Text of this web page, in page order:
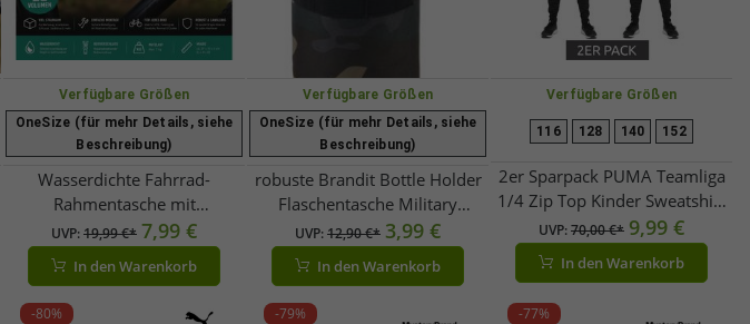
Verfügbare Größen
OneSize (für mehr Details, siehe
Beschreibung)
Wasserdichte Fahrrad-
Rahmentasche mit
verschweißten Nähten ca. 2
Liter Robuste Bikepacking
Tasche für MTB, Trekking- &
Rennrad A0001294 Schwarz
UVP:19,99 €* 7,99 €
In den Warenkorb
Verfügbare Größen
OneSize (für mehr Details, siehe
Beschreibung)
robuste Brandit Bottle Holder
Flaschentasche Military
Darkcamo
UVP:12,90 €* 3,99 €
In den Warenkorb
Verfügbare Größen
116 128 140 152
2er Sparpack PUMA Teamliga
1/4 Zip Top Kinder Sweatshirt
nachhaltiges Trainings-Shirt mit
dryCELL Sport-Shirt 657237 01
Rot
UVP:70,00 €* 9,99 €
In den Warenkorb
-80% -79% -77%